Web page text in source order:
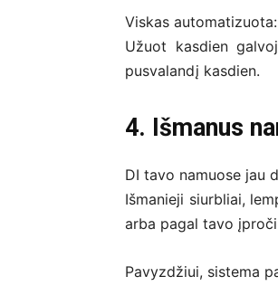
Viskas
Užuot kasdien
pusvalandį kasdien.
4. Išmanus
DI tavo namuose jau
Išmanieji siurbliai,
arba pagal tavo
Pavyzdžiui, sistema